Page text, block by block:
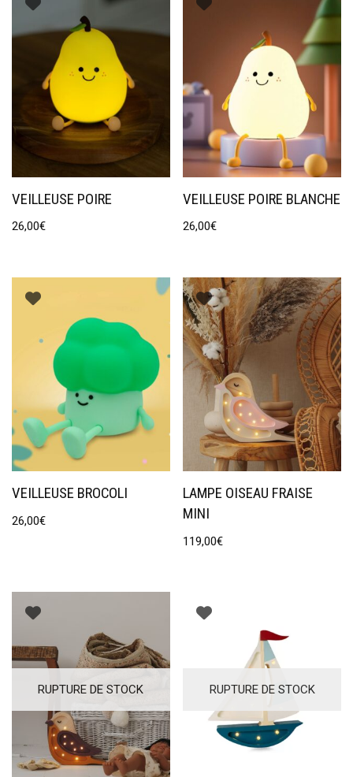
VEILLEUSE POIRE
26,00€
VEILLEUSE POIRE BLANCHE
26,00€
VEILLEUSE BROCOLI
26,00€
LAMPE OISEAU FRAISE
MINI
119,00€
RUPTURE DE STOCK RUPTURE DE STOCK